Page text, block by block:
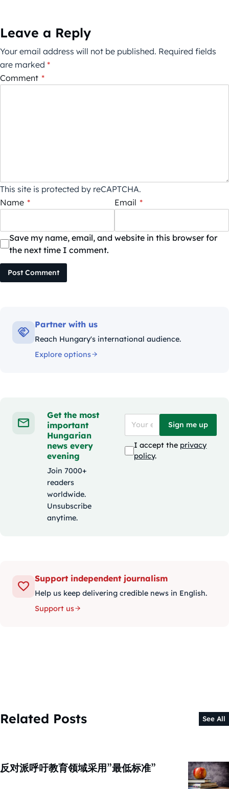
Leave a Reply
Your email address will not be published. Required fields
are marked *
Comment *
This site is protected by reCAPTCHA.
Name * Email *
Save my name, email, and website in this browser for
the next time I comment.
Post Comment
Partner with us
Reach Hungary's international audience.
Explore options
Get the most
important
Hungarian
news every
evening
Join 7000+
readers
worldwide.
Unsubscribe
anytime.
Sign me up
I accept the privacy
policy.
Support independent journalism
Help us keep delivering credible news in English.
Support us
Related Posts See All
反对派呼吁教育领域采用”最低标准”